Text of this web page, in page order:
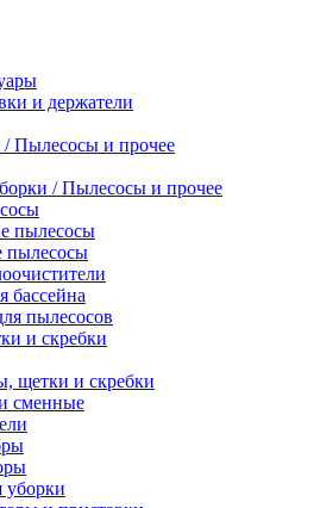
и держатели
/ Пылесосы и прочее
/ Пылесосы и прочее
пылесосы
пылесосы
бассейна
пылесосов
и скребки
щетки и скребки
сменные
уборки